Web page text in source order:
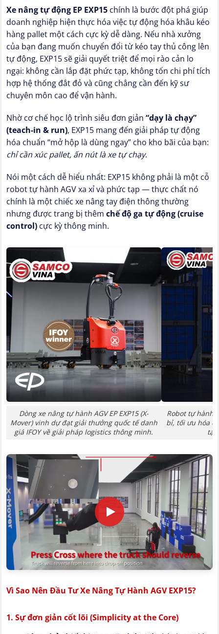
Xe nâng tự động EP EXP15 chính là bước đột phá giúp
doanh nghiệp hiện thực hóa việc tự động hóa khâu kéo
hàng pallet một cách cực kỳ dễ dàng. Nếu nhà xưởng
của bạn đang muốn chuyển đổi từ kéo tay thủ công lên
tự động, EXP15 sẽ giải quyết triệt để mọi rào cản lo
ngại: không cần lắp đặt phức tạp, không tốn chi phí tích
hợp hệ thống đắt đỏ và cũng chẳng cần đến kỹ sư
chuyên môn cao để vận hành.
Nhờ cơ chế học lộ trình siêu đơn giản “dạy là chạy”
(teach-in & run), EXP15 mang đến giải pháp tự động
hóa chuẩn “mở hộp là dùng ngay” cho kho bãi của bạn:
chỉ cần xúc pallet, ấn nút là xe tự chạy.
Nói một cách dễ hiểu nhất: EXP15 không phải là một cỗ
robot tự hành AGV xa xỉ và phức tạp — thực chất nó
chính là một chiếc xe nâng tay điện thông thường
nhưng được trang bị thêm chế độ ga tự động (cruise
control) cực kỳ thông minh.
Dòng xe nâng tự hành AGV EP EXP15 (X-
Mover) vinh dự đạt giải thưởng quốc tế danh
giá IFOY về giải pháp logistics thông minh.
Robot tự hành
bỉ, tối ưu hóa
tại
Vì Sao Nên Đầu Tư Xe Nâng Tự Hành AGV EXP15?
1. Sự đơn giản cốt lõi (Simplicity at the Core)